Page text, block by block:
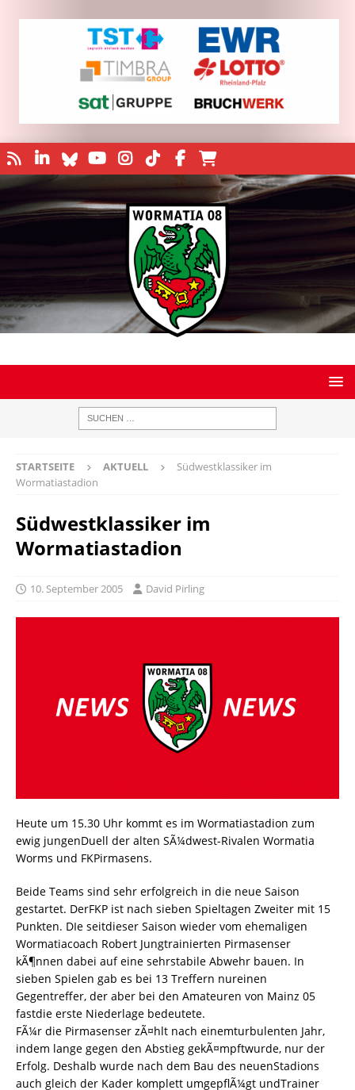
STARTSEITE AKTUELL
Südwestklassiker im
Wormatiastadion
Südwestklassiker im
Wormatiastadion
10. September 2005 David Pirling
Heute um 15.30 Uhr kommt es im Wormatiastadion zum
ewig jungenDuell der alten SÃ¼dwest-Rivalen Wormatia
Worms und FKPirmasens.
Beide Teams sind sehr erfolgreich in die neue Saison
gestartet. DerFKP ist nach sieben Spieltagen Zweiter mit 15
Punkten. DIe seitdieser Saison wieder vom ehemaligen
Wormatiacoach Robert Jungtrainierten Pirmasenser
kÃ¶nnen dabei auf eine sehrstabile Abwehr bauen. In
sieben Spielen gab es bei 13 Treffern nureinen
Gegentreffer, der aber bei den Amateuren von Mainz 05
fastdie erste Niederlage bedeutete.
FÃ¼r die Pirmasenser zÃ¤hlt nach einemturbulenten Jahr,
indem lange gegen den Abstieg gekÃ¤mpftwurde, nur der
Erfolg. Deshalb wurde nach dem Bau des neuenStadions
auch gleich der Kader komplett umgepflÃ¼gt undTrainer